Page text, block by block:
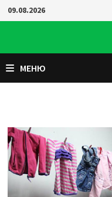
Перейти
к
09.08.2026
МЕНЮ